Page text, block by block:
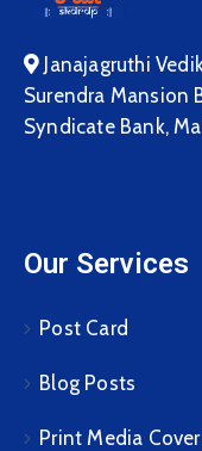
Janajagruthi
Surendra Mansion
Syndicate Bank,
Our Services
Post Card
Blog Posts
Print Media